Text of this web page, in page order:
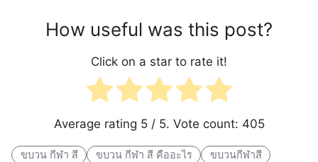
How useful was this post?
Click on a star to rate it!
Average rating 5/ 5. Vote count: 405
ขบวน กีฬา สี ขบวน กีฬา สี คืออะไร
ขบวนกีฬาสี